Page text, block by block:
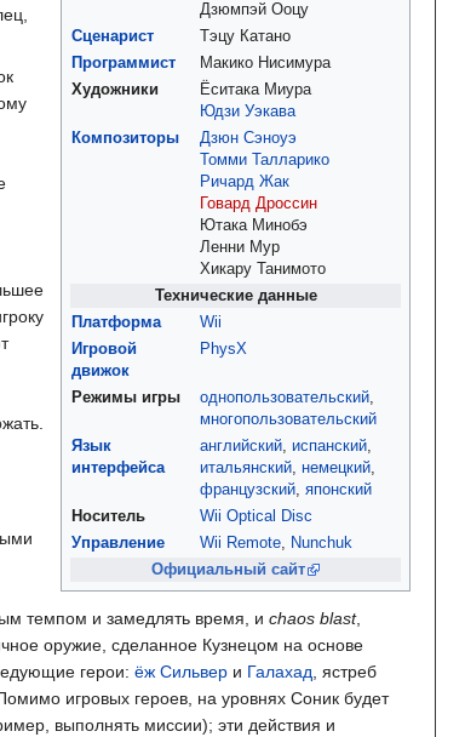
Дзюмпэй Ооцу
Сценарист
Тэцу Катано
Программист
Макико Нисимура
Художники
Ёситака Миура
Юдзи Уэкава
Композиторы
Дзюн Сэноуэ
Томми Талларико
Ричард Жак
Говард Дроссин
Ютака Минобэ
Ленни Мур
Хикару Танимото
Технические данные
Платформа
Wii
Игровой
движок
PhysX
Режимы игры однопользовательский,
многопользовательский
Язык
интерфейса
английский, испанский,
итальянский, немецкий,
французский, японский
Носитель
Wii Optical Disc
Управление
Wii Remote, Nunchuk
Официальный сайт
темпом и замедлять время, и chaos blast,
оружие, сделанное Кузнецом на основе
герои: ёж Сильвер и Галахад , ястреб
Помимо игровых героев, на уровнях Соник будет
выполнять миссии); эти действия и